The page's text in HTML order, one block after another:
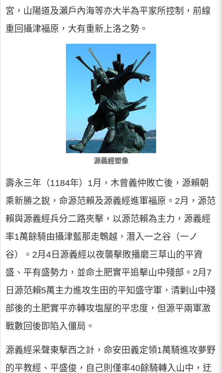
宮，山陽道及瀨戶內海等亦大半為平家所控制，前線
重回攝津福原，大有重新上洛之勢。
源義經塑像
壽永三年（1184年）1月，木曾義仲敗亡後，源賴朝
乘新勝之銳，命源范賴及源義經進軍福原。2月，源范
賴與源義經兵分二路夾擊，以源范賴為主力，源義經
率1萬餘騎由攝津藍那走鵯越，潛入一之谷（一ノ
谷）。2月4日源義經以夜襲擊敗播磨三草山的平資
盛、平有盛勢力，並命土肥實平追擊山中殘部。2月7
日源范賴5萬主力進攻生田的平知盛守軍，清剿山中殘
部後的土肥實平亦轉攻塩屋的平忠度，但源平兩軍激
戰數回後即陷入僵局。
源義經采聲東擊西之計，命安田義定領1萬騎進攻夢野
的平教經、平盛俊，自己則僅率40餘騎轉入山中，迂